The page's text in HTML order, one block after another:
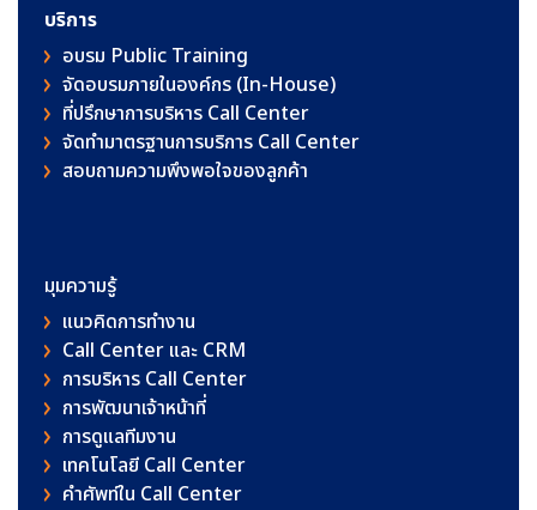
บริการ
อบรม Public Training
จัดอบรมภายในองค์กร (In-House)
ที่ปรึกษาการบริหาร Call Center
จัดทำมาตรฐานการบริการ Call Center
สอบถามความพึงพอใจของลูกค้า
มุมความรู้
แนวคิดการทำงาน
Call Center และ CRM
การบริหาร Call Center
การพัฒนาเจ้าหน้าที่
การดูแลทีมงาน
เทคโนโลยี Call Center
คําศัพท์ใน Call Center